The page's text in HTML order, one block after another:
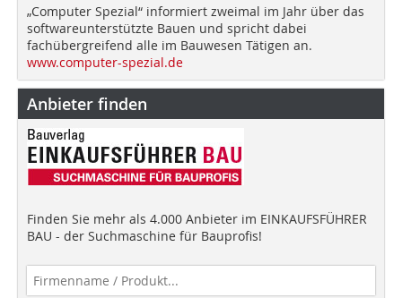
„Computer Spezial“ informiert zweimal im Jahr über das
softwareunterstützte Bauen und spricht dabei
fachübergreifend alle im Bauwesen Tätigen an.
www.computer-spezial.de
Anbieter finden
Finden Sie mehr als 4.000 Anbieter im EINKAUFSFÜHRER
BAU - der Suchmaschine für Bauprofis!